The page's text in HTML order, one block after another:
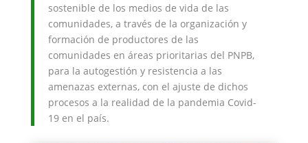
sostenible de los medios de vida de las
comunidades, a través de la organización y
formación de productores de las
comunidades en áreas prioritarias del PNPB,
para la autogestión y resistencia a las
amenazas externas, con el ajuste de dichos
procesos a la realidad de la pandemia Covid-
19 en el país.